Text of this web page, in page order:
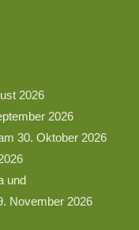
2026
2026
30. Oktober 2026
und
November 2026